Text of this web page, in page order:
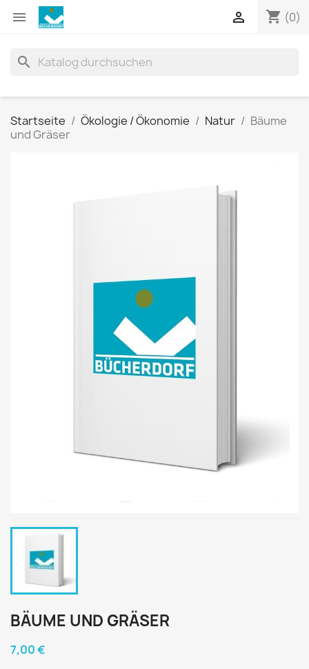
 shopping_cart (0)

search
Startseite Ökologie / Ökonomie Natur
Bäume
und Gräser
BÄUME UND GRÄSER
7,00 €